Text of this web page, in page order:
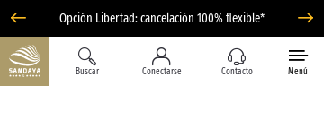
Opción Libertad: cancelación 100% flexible*
Buscar Conectarse Contacto Menú